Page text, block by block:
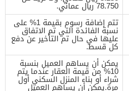
78.750 ريال عماني.
تتم إضافة رسوم بقيمة 1% على
نسبة الفائدة التي تم الاتفاق
عليها في حال تم التأخير عن دفع
كل قسط.
يمكن أن يساهم العميل بنسبة
10% من قيمة العقار عندما يتم
شراء أو بناء المنزل السكني أول
مرة.يمكن أن يساهم العميل